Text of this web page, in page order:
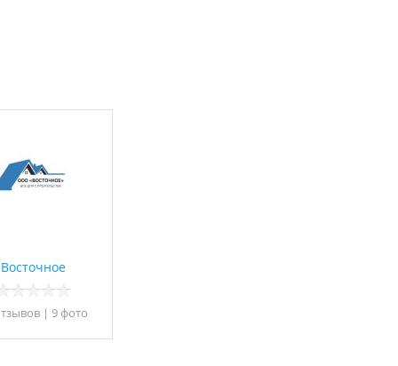
Восточное
| 9 фото